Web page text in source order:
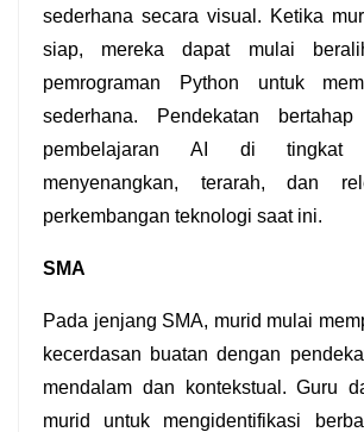
sederhana secara visual. Ketika
siap, mereka dapat mulai
pemrograman Python untuk
sederhana. Pendekatan
pembelajaran AI di tingkat
menyenangkan, terarah, dan
perkembangan teknologi saat ini.
SMA
Pada jenjang SMA, murid mulai
kecerdasan buatan dengan
mendalam dan kontekstual. Guru
murid untuk mengidentifikasi